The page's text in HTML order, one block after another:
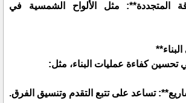
المتجددة**: مثل الألواح الشمسية في
تحسين كفاءة عمليات البناء، مثل:
تساعد على تتبع التقدم وتنسيق الفرق.